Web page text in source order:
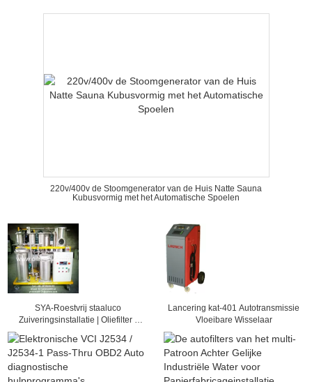
220v/400v de Stoomgenerator van de Huis Natte Sauna
Kubusvormig met het Automatische Spoelen
SYA-Roestvrij staaluco
Zuiveringsinstallatie | Oliefilter |
Lancering kat-401 Autotransmissie
Vloeibare Wisselaar